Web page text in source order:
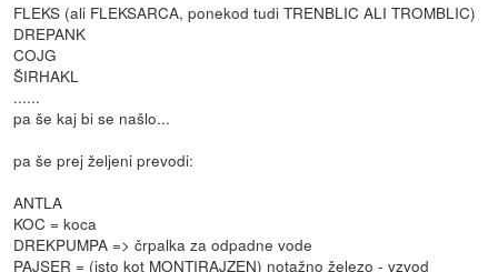
FLEKS (ali FLEKSARCA, ponekod tudi TRENBLIC ALI TROMBLIC)
DREPANK
COJG
ŠIRHAKL
......
pa še kaj bi se našlo...
pa še prej željeni prevodi:
ANTLA
KOC = koca
DREKPUMPA => črpalka za odpadne vode
PAJSER = (isto kot MONTIRAJZEN) notažno železo - vzvod